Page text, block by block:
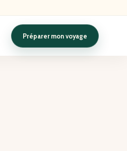
Préparer mon voyage